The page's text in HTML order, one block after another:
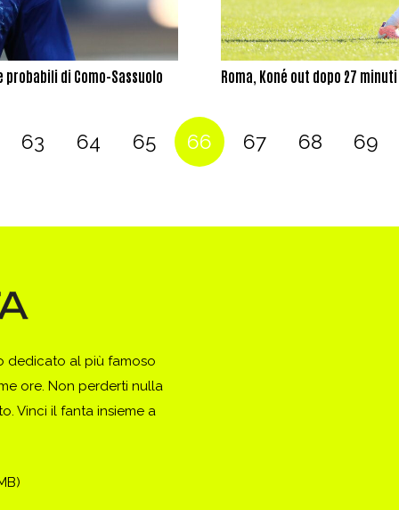
probabili di Como-Sassuolo Roma, Koné out dopo 27
63 64 65 66 67 68 69
dedicato al più famoso
ore. Non perderti nulla
Vinci il fanta insieme a